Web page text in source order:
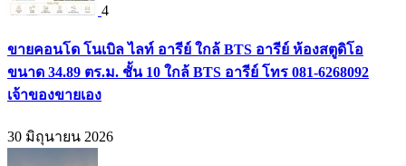
4
ขายคอนโด โนเบิล ไลท์ อารีย์ ใกล้ BTS อารีย์ ห้องสตูดิโอ
ขนาด 34.89 ตร.ม. ชั้น 10 ใกล้ BTS อารีย์ โทร 081-6268092
เจ้าของขายเอง
30 มิถุนายน 2026